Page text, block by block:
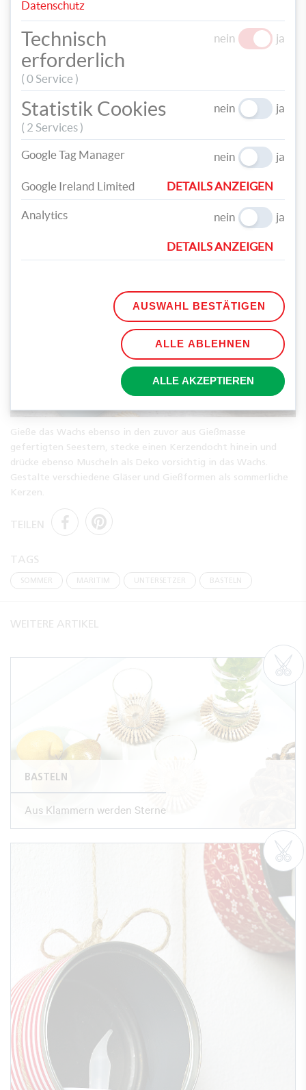
in Blau. Schmelze die Wachslinsen mit den Wachsmalkreiden und
füge nach Belieben etwas Duftöl dazu.
Gib nun den Kerzendocht mit Fuß in die Mitte des Glases,
gieße das geschmolzene Wachs darüber und dekoriere die
Gieße das Wachs ebenso in den zuvor aus Gießmasse
gefertigten Seestern, stecke einen Kerzendocht hinein und
drücke ebenso Muscheln als Deko vorsichtig in das Wachs.
Gestalte verschiedene Gläser und Gießformen als sommerliche
Kerzen.
TEILEN
TAGS
SOMMER MARITIM UNTERSETZER BASTELN
WEITERE ARTIKEL
BASTELN
Aus Klammern werden Sterne
Datenschutz
Technisch
erforderlich
( 0 Service )
nein ja
Statistik Cookies
( 2 Services )
nein ja
Google Tag Manager nein ja
Google Ireland Limited DETAILS ANZEIGEN
Analytics nein ja
DETAILS ANZEIGEN
AUSWAHL BESTÄTIGEN
ALLE ABLEHNEN
ALLE AKZEPTIEREN